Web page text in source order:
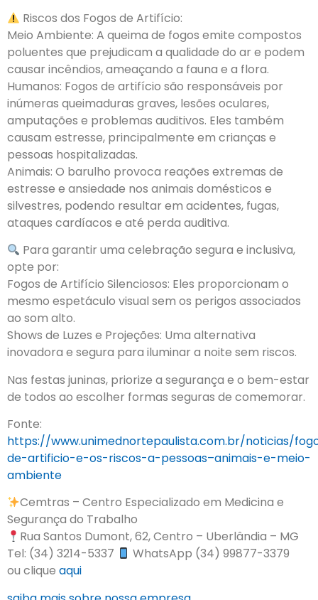
Riscos dos Fogos de Artifício:
Meio Ambiente: A queima de fogos emite compostos
poluentes que prejudicam a qualidade do ar e podem
causar incêndios, ameaçando a fauna e a flora.
Humanos: Fogos de artifício são responsáveis por
inúmeras queimaduras graves, lesões oculares,
amputações e problemas auditivos. Eles também
causam estresse, principalmente em crianças e
pessoas hospitalizadas.
Animais: O barulho provoca reações extremas de
estresse e ansiedade nos animais domésticos e
silvestres, podendo resultar em acidentes, fugas,
ataques cardíacos e até perda auditiva.
Para garantir uma celebração segura e inclusiva,
opte por:
Fogos de Artifício Silenciosos: Eles proporcionam o
mesmo espetáculo visual sem os perigos associados
ao som alto.
Shows de Luzes e Projeções: Uma alternativa
inovadora e segura para iluminar a noite sem riscos.
Nas festas juninas, priorize a segurança e o bem-estar
de todos ao escolher formas seguras de comemorar.
Fonte:
https://www.unimednortepaulista.com.br/noticias/
de-artificio-e-os-riscos-a-pessoas–animais-e-meio-
ambiente
Cemtras – Centro Especializado em Medicina e
Segurança do Trabalho
Rua Santos Dumont, 62, Centro – Uberlândia – MG
Tel: (34) 3214-5337
WhatsApp (34) 99877-3379
ou clique aqui